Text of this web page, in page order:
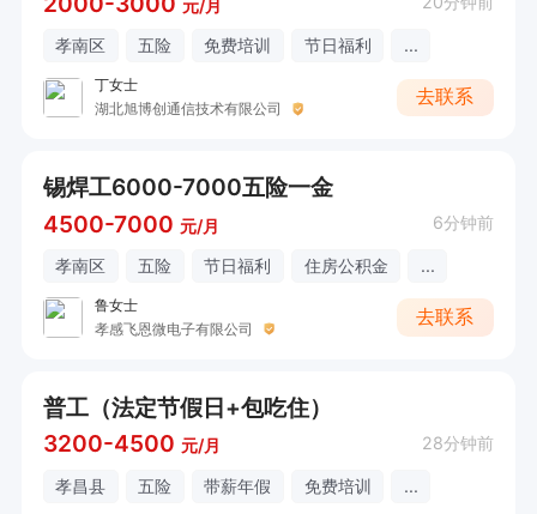
元/月
孝南区 五险 免费培训 节日福利 ...
丁女士
湖北旭博创通信技术有限公司
去联系
锡焊工6000-7000五险一金
4500-7000 元/月 6分钟前
孝南区 五险 节日福利 住房公积金 ...
鲁女士
孝感飞恩微电子有限公司
去联系
普工（法定节假日+包吃住）
3200-4500 元/月 28分钟前
孝昌县 五险 带薪年假 免费培训 ...